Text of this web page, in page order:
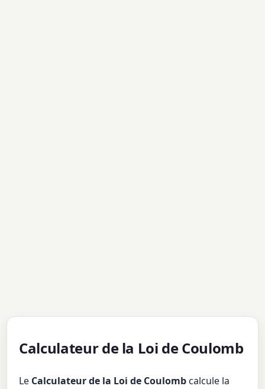
Calculateur de la Loi de Coulomb
Le Calculateur de la Loi de Coulomb calcule la